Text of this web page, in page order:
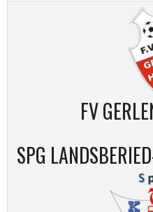
FV
SPG